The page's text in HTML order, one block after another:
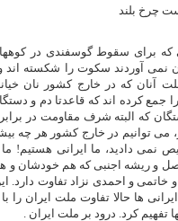
چرخ بلند
برای سقوط گوسفندی در کوههای
نمی آوردند سکوت را شکسته اند
آنان که در خارج کشور نان
جمع کرده اند که قاعدتا دم و
که البته شرف مقاومت در برابر
توانیم در خارج کشور هر چه
نمی دادید، ما ایرانی هستیم!
و ریشه اجنبی که هم خودشان و هم
خاتمی و احمدی نزاد تفاوت دارد.
ها حالا تفاوت ملت ایران
تفهیم کرد. درود بر ملت ایران .